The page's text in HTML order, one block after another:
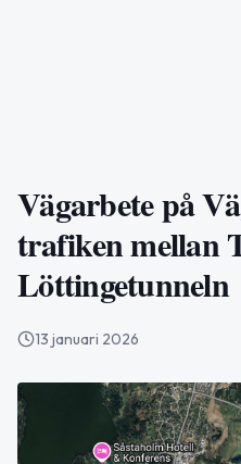
Vägarbete på
trafiken mellan
Löttingetunneln
13 januari 2026